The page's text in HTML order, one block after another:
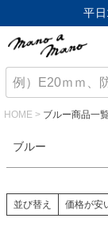
平
HOME ブルー商品一
ブルー
価格が安
価格が高
優先度順
キーワー
並び替え 価格が安